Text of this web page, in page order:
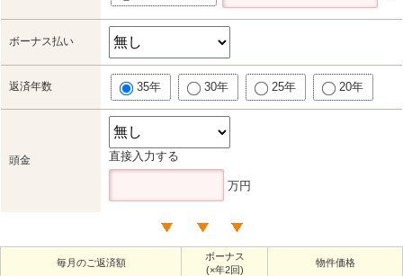
ボーナス払い
返済年数 35年 30年 25年 20年
頭金 直接入力する
万円
毎月のご返済額
ボーナス
(×年2回)
物件価格